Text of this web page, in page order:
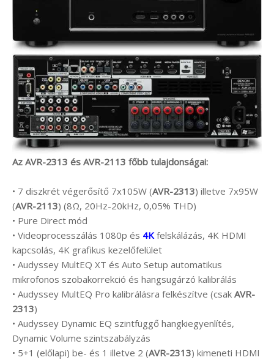
Az AVR-2313 és AVR-2113 főbb tulajdonságai:
• 7 diszkrét végerősítő 7x105W (AVR-2313) illetve 7x95W
(AVR-2113) (8Ω, 20Hz-20kHz, 0,05% THD)
• Pure Direct mód
• Videoprocesszálás 1080p és 4Kfelskálázás, 4K HDMI
kapcsolás, 4K grafikus kezelőfelület
• Audyssey MultEQ XT és Auto Setup automatikus
mikrofonos szobakorrekció és hangsugárzó kalibrálás
• Audyssey MultEQ Pro kalibrálásra felkészítve (csak AVR-
2313)
• Audyssey Dynamic EQ szintfüggő hangkiegyenlítés,
Dynamic Volume szintszabályzás
• 5+1 (előlapi) be- és 1 illetve 2 (AVR-2313) kimeneti HDMI